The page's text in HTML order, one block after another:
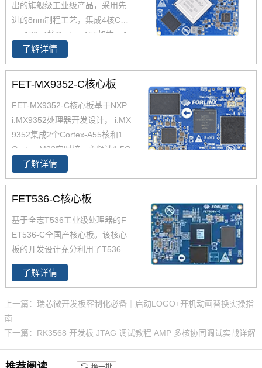
面向工业互联网、HMI、NVR存
储、车载中控、工业网关等领
稳定出货
出的旗舰级工业级产品，采用先
进的8nm制程工艺，集成4核Cort
ex-A76+4核Cortex-A55架构，A
76主频高达2.4GHz，A55核主频
高达1.8GHz，能够提供强大的性
能支撑。飞凌FET3588-C核心板
力测试，确保在高端应用中能够
稳定运行。您可以通过飞凌提供
的rk3588开发套件充分评估和验
了解详情
FET-MX9352-C核心板
FET-MX9352-C核心板基于NXP
i.MX9352处理器开发设计， i.MX
9352集成2个Cortex-A55核和1个
Cortex-M33实时核，主频达1.5G
Hz， 原生支持8路UART、2路Et
hernet(含1路TSN)、2路USB 2.
0、2路CAN-FD总线等常用接
证的 i.MX 6和i.MX 8基础上进行
了升级，集成NPU 可加速边缘机
器学习应用，i.MX9352核心板体
积小巧，便于嵌入到您的产品
中。
了解详情
FET536-C核心板
基于全志T536工业级处理器的F
ET536-C全国产核心板。该核心
板的开发设计充分利用了T536处
理器的性能优势。T536处理器的
主频为1.6GHz，集成了四核Cort
-V MCU，能够提供高效的计算能
力。此外，T536还支持2TOPS
NPU、安全启动、国密算法IP、
全通路ECC、AMP、Linux-RT等
了解详情
上一篇：瑞芯微开发板客制化必备｜启动LOGO+开机动画替换实操指
南
下一篇：RK3568 开发板 JTAG 调试教程 AMP 多核协同调试实战详解